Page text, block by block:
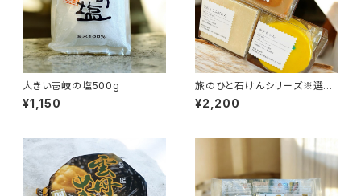
大きい壱岐の塩500g
¥1,150
旅のひと石けんシリーズ※選択
あり
¥2,200